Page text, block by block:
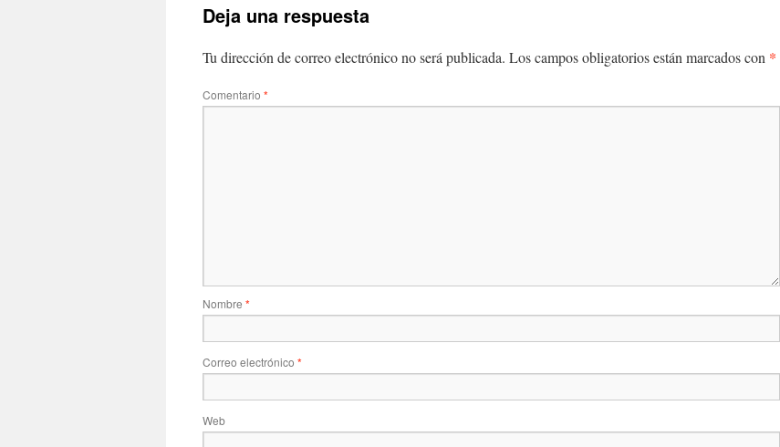
Deja una respuesta
Tu dirección de correo electrónico no será publicada. Los campos obligatorios están marcados con *
Comentario *
Nombre *
Correo electrónico *
Web